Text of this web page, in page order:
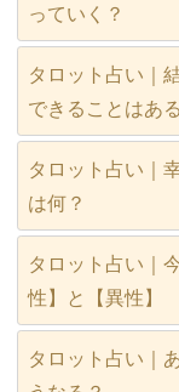
っていく？
タロット占い｜
できることはあ
タロット占い｜
は何？
タロット占い｜
性】と【異性】
タロット占い｜